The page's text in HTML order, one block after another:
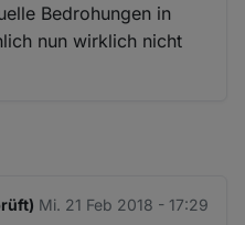
Bedrohungen in
nun wirklich nicht
Mi. 21 Feb 2018 - 17:29